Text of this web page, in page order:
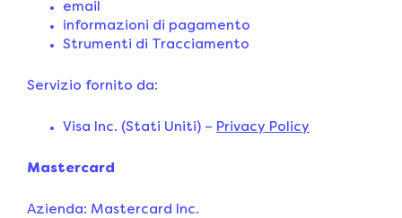
email
informazioni di pagamento
Strumenti di Tracciamento
Servizio fornito da:
Visa Inc. (Stati Uniti) – Privacy Policy
Mastercard
Azienda: Mastercard Inc.